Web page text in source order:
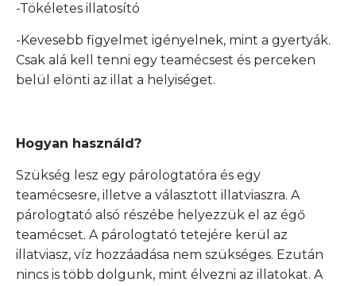
-Tökéletes illatosító
-Kevesebb figyelmet igényelnek, mint a gyertyák.
Csak alá kell tenni egy teamécsest és perceken
belül elönti az illat a helyiséget.
Hogyan használd?
Szükség lesz egy párologtatóra és egy
teamécsesre, illetve a választott illatviaszra. A
párologtató alsó részébe helyezzük el az égő
teamécset. A párologtató tetejére kerül az
illatviasz, víz hozzáadása nem szükséges. Ezután
nincs is több dolgunk, mint élvezni az illatokat. A